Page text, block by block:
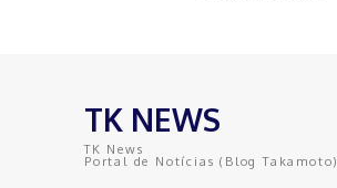
TK NEWS
TK News
Portal de Notícias (Blog Takamoto)